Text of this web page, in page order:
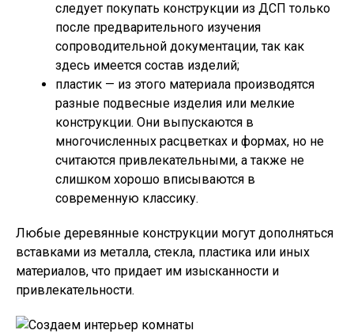
следует покупать конструкции из ДСП только
после предварительного изучения
сопроводительной документации, так как
здесь имеется состав изделий;
пластик — из этого материала производятся
разные подвесные изделия или мелкие
конструкции. Они выпускаются в
многочисленных расцветках и формах, но не
считаются привлекательными, а также не
слишком хорошо вписываются в
современную классику.
Любые деревянные конструкции могут дополняться
вставками из металла, стекла, пластика или иных
материалов, что придает им изысканности и
привлекательности.